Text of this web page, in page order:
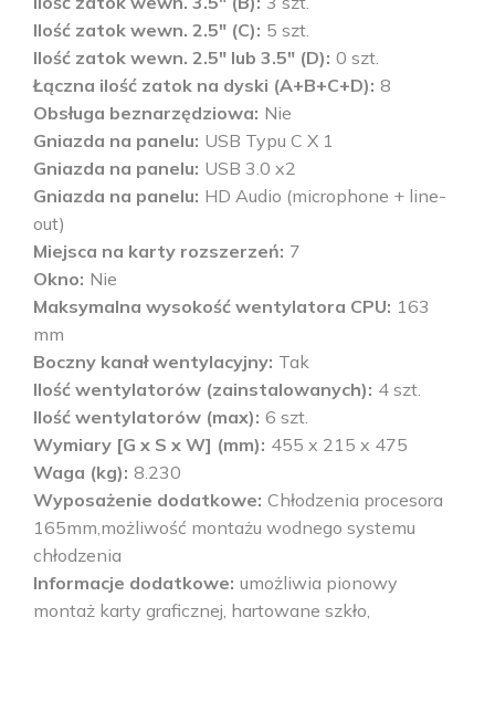
Ilość zatok wewn. 2.5" (C) 5 szt.
Ilość zatok wewn. 2.5" lub 3.5" (D) 0 szt.
Łączna ilość zatok na dyski (A+B+C+D) 8
Obsługa beznarzędziowa Nie
Gniazda na panelu USB Typu C X 1
Gniazda na panelu USB 3.0 x2
Gniazda na panelu HD Audio (microphone + line-
out)
Miejsca na karty rozszerzeń 7
Okno Nie
Maksymalna wysokość wentylatora CPU 163
mm
Boczny kanał wentylacyjny Tak
Ilość wentylatorów (zainstalowanych) 4 szt.
Ilość wentylatorów (max) 6 szt.
Wymiary [G x S x W] (mm) 455 x 215 x 475
Waga (kg) 8.230
Wyposażenie dodatkowe Chłodzenia procesora
165mm,możliwość montażu wodnego systemu
chłodzenia
Informacje dodatkowe umożliwia pionowy
montaż karty graficznej, hartowane szkło,